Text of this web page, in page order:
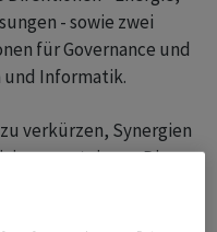
- sowie zwei
für Governance und
und Informatik.
verkürzen, Synergien
zu steigern. Die